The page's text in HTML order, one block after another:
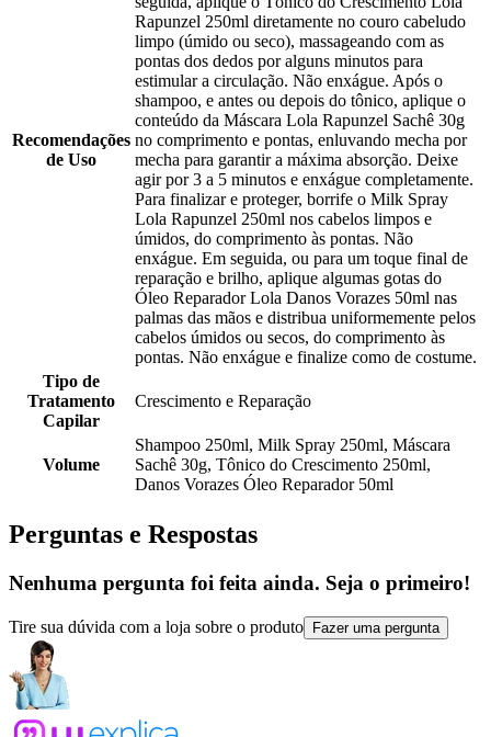
Recomendações
de Uso
Rapunzel 250ml diretamente no couro cabeludo
limpo (úmido ou seco), massageando com as
pontas dos dedos por alguns minutos para
estimular a circulação. Não enxágue. Após o
shampoo, e antes ou depois do tônico, aplique o
conteúdo da Máscara Lola Rapunzel Sachê 30g
no comprimento e pontas, enluvando mecha por
mecha para garantir a máxima absorção. Deixe
agir por 3 a 5 minutos e enxágue completamente.
Para finalizar e proteger, borrife o Milk Spray
Lola Rapunzel 250ml nos cabelos limpos e
úmidos, do comprimento às pontas. Não
enxágue. Em seguida, ou para um toque final de
reparação e brilho, aplique algumas gotas do
Óleo Reparador Lola Danos Vorazes 50ml nas
palmas das mãos e distribua uniformemente pelos
cabelos úmidos ou secos, do comprimento às
pontas. Não enxágue e finalize como de costume.
Tipo de
Tratamento
Capilar
Crescimento e Reparação
Volume
Shampoo 250ml, Milk Spray 250ml, Máscara
Sachê 30g, Tônico do Crescimento 250ml,
Danos Vorazes Óleo Reparador 50ml
Perguntas e Respostas
Nenhuma pergunta foi feita ainda. Seja o primeiro!
Tire sua dúvida com a loja sobre o produto Fazer uma pergunta